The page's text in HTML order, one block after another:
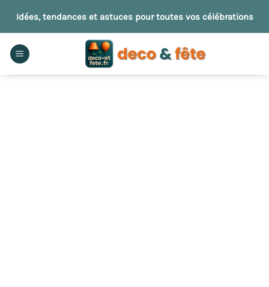
contenu
Idées, tendances et astuces pour toutes vos célébrations